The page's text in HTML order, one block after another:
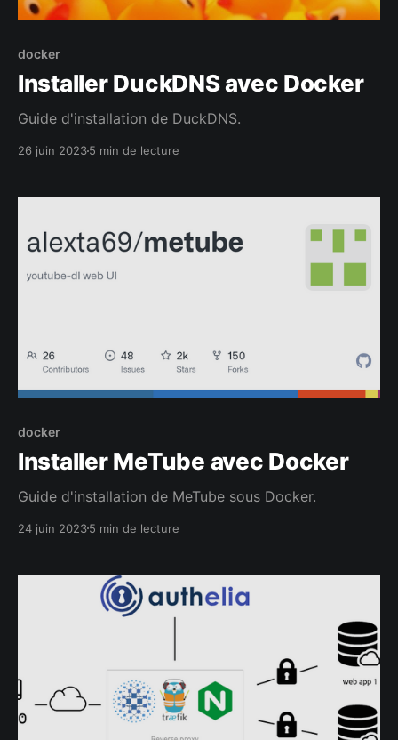
docker
Installer DuckDNS avec Docker
Guide d'installation de DuckDNS.
26 juin 20235 min de lecture
docker
Installer MeTube avec Docker
Guide d'installation de MeTube sous Docker.
24 juin 20235 min de lecture